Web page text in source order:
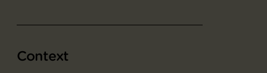
Context